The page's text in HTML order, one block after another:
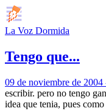
La Voz Dormida
Tengo que...
09 de noviembre de 2004
escribir. pero no tengo
idea que tenia, pues